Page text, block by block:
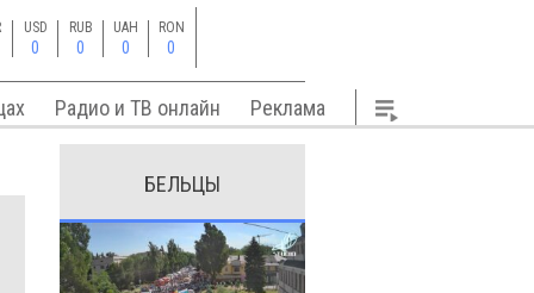
USD
0
RUB
0
UAH
0
RON
0
Радио и ТВ онлайн Реклама
БЕЛЬЦЫ